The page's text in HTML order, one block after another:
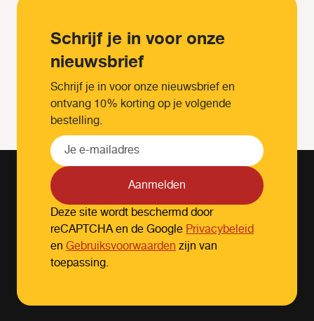
Schrijf je in voor onze
nieuwsbrief
Schrijf je in voor onze nieuwsbrief en
ontvang 10% korting op je volgende
bestelling.
Aanmelden
Deze site wordt beschermd door
reCAPTCHA en de GooglePrivacybeleid
en Gebruiksvoorwaardenzijn van
toepassing.